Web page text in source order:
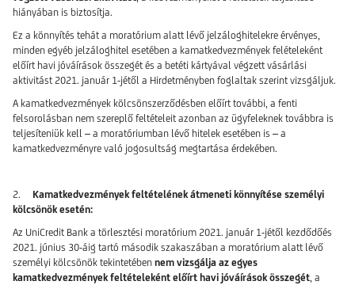
hiányában is biztosítja.
Ez a könnyítés tehát a moratórium alatt lévő jelzáloghitelekre érvényes,
minden egyéb jelzáloghitel esetében a kamatkedvezmények felételeként
előírt havi jóváírások összegét és a betéti kártyával végzett vásárlási
aktivitást 2021. január 1-jétől a Hirdetményben foglaltak szerint vizsgáljuk.
A kamatkedvezmények kölcsönszerződésben előírt további, a fenti
felsorolásban nem szereplő feltételeit azonban az ügyfeleknek továbbra is
teljesíteniük kell – a moratóriumban lévő hitelek esetében is – a
kamatkedvezményre való jogosultság megtartása érdekében.
2. Kamatkedvezmények feltételének átmeneti könnyítése személyi
kölcsönök esetén:
Az UniCredit Bank a törlesztési moratórium 2021. január 1-jétől kezdődőés
2021. június 30-áig tartó második szakaszában a moratórium alatt lévő
személyi kölcsönök tekintetében nem vizsgálja az egyes
kamatkedvezmények feltételeként előírt havi jóváírások összegét, a